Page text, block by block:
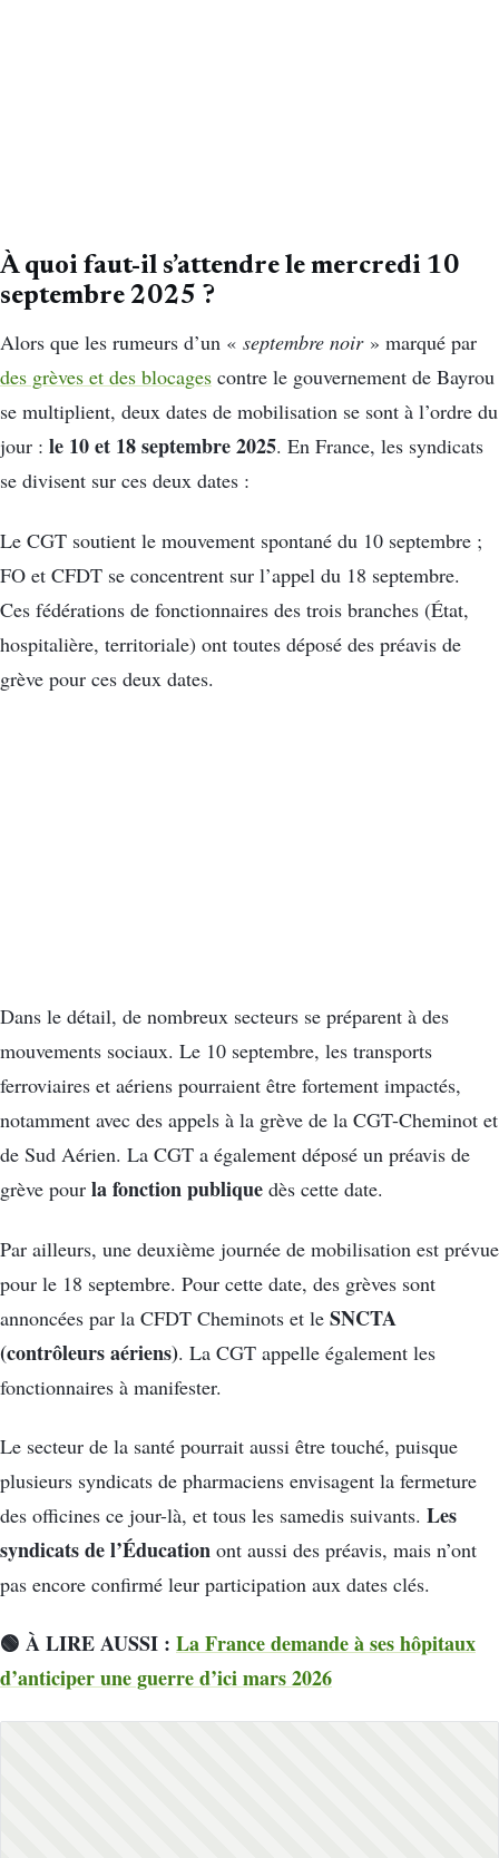
À quoi faut-il s’attendre le mercredi 10
septembre 2025 ?
Alors que les rumeurs d’un « septembre noir» marqué par
des grèves et des blocages contre le gouvernement de Bayrou
se multiplient, deux dates de mobilisation se sont à l’ordre du
jour : le 10 et 18 septembre 2025. En France, les syndicats
se divisent sur ces deux dates :
Le CGT soutient le mouvement spontané du 10 septembre ;
FO et CFDT se concentrent sur l’appel du 18 septembre.
Ces fédérations de fonctionnaires des trois branches (État,
hospitalière, territoriale) ont toutes déposé des préavis de
grève pour ces deux dates.
Dans le détail, de nombreux secteurs se préparent à des
mouvements sociaux. Le 10 septembre, les transports
ferroviaires et aériens pourraient être fortement impactés,
notamment avec des appels à la grève de la CGT-Cheminot et
de Sud Aérien. La CGT a également déposé un préavis de
grève pour la fonction publique dès cette date.
Par ailleurs, une deuxième journée de mobilisation est prévue
pour le 18 septembre. Pour cette date, des grèves sont
annoncées par la CFDT Cheminots et le SNCTA
(contrôleurs aériens). La CGT appelle également les
fonctionnaires à manifester.
Le secteur de la santé pourrait aussi être touché, puisque
plusieurs syndicats de pharmaciens envisagent la fermeture
des officines ce jour-là, et tous les samedis suivants. Les
syndicats de l’Éducation ont aussi des préavis, mais n’ont
pas encore confirmé leur participation aux dates clés.
🟢 À LIRE AUSSI : La France demande à ses hôpitaux
d’anticiper une guerre d’ici mars 2026